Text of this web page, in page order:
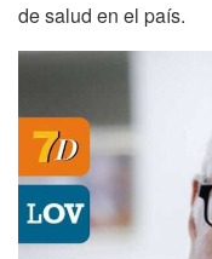
de salud en el país.